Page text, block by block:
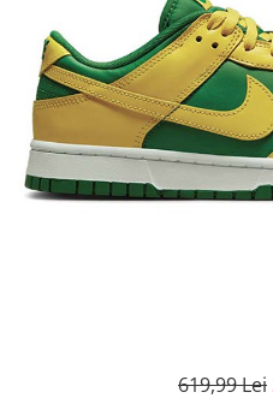
Pantofi sport femei
Slapi femei
Sandale & Slapi copii
619,99 Lei